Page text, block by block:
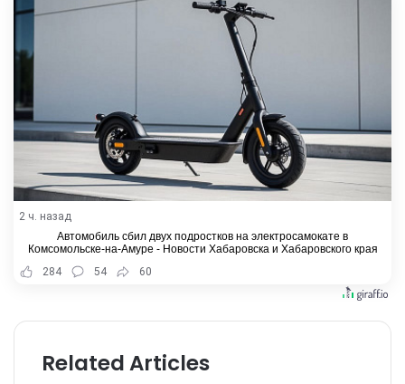
2 ч. назад
Автомобиль сбил двух подростков на электросамокате в
Комсомольске-на-Амуре - Новости Хабаровска и Хабаровского края
284
54 60
Related Articles